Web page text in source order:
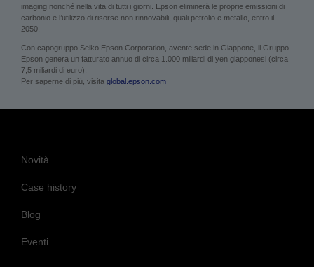
imaging nonché nella vita di tutti i giorni. Epson eliminerà le proprie emissioni di
carbonio e l’utilizzo di risorse non rinnovabili, quali petrolio e metallo, entro il
2050.
Con capogruppo Seiko Epson Corporation, avente sede in Giappone, il Gruppo
Epson genera un fatturato annuo di circa 1.000 miliardi di yen giapponesi (circa
7,5 miliardi di euro).
Per saperne di più, visita global.epson.com
Novità
Case history
Blog
Eventi